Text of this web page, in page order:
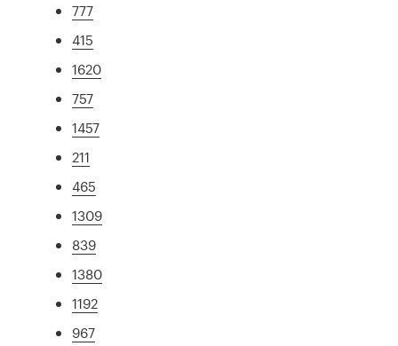
777
415
1620
757
1457
211
465
1309
839
1380
1192
967